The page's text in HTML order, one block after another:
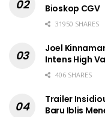
Bioskop CGV
31950 SHARES
Joel
Intens High
406 SHARES
Trailer
Baru Iblis